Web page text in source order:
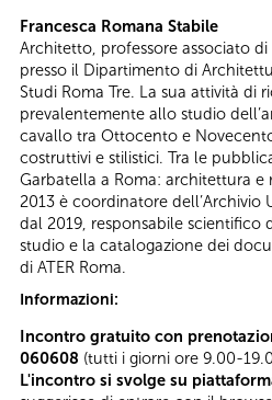
Francesca Romana Stabile
Architetto, professore associato
presso il Dipartimento di
Studi Roma Tre. La sua attività di
prevalentemente allo studio
cavallo tra Ottocento e
costruttivi e stilistici. Tra le
Garbatella a Roma: architettura e
2013 è coordinatore dell’Archivio
dal 2019, responsabile scientifico
studio e la catalogazione dei
di ATER Roma.
Informazioni:
Incontro gratuito con
060608 (tutti i giorni ore 9.00-
L'incontro si svolge su